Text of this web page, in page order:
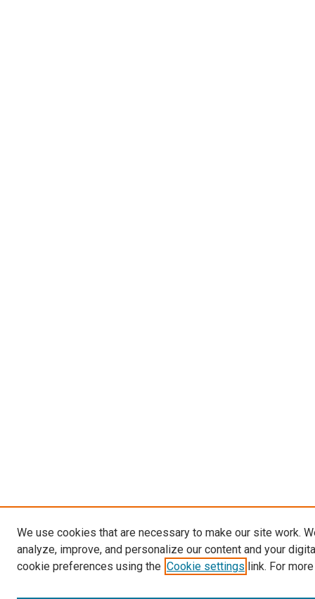
We use cookies that are necessary to make our site work.
analyze, improve, and personalize our content and your
cookie preferences using the Cookie settings link. For